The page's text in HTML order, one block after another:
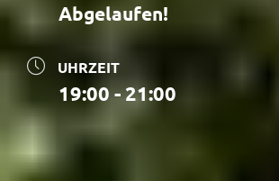
Abgelaufen!
UHRZEIT
19:00 - 21:00